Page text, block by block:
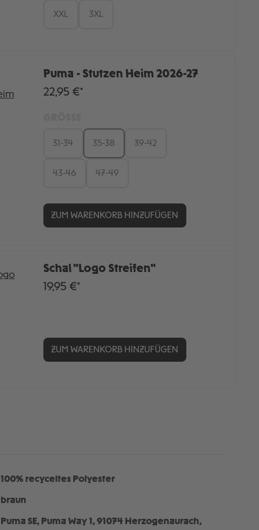
XXL 3XL
Puma - Stutzen Heim 2026-27
22,95 €*
31-34 35-38 39-42
43-46 47-49
ZUM WARENKORB HINZUFÜGEN
Schal "Logo Streifen"
19,95 €*
ZUM WARENKORB HINZUFÜGEN
100% recyceltes Polyester
braun
Puma SE, Puma Way 1, 91074 Herzogenaurach,